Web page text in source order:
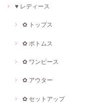
♥ レディース
✿ トップス
✿ ボトムス
✿ ワンピース
✿ アウター
✿ セットアップ